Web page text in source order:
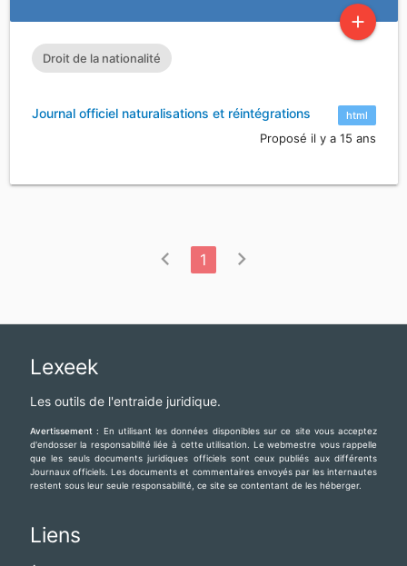
add
Droit de la nationalité
html
Journal officiel naturalisations et réintégrations
Proposé il y a 15 ans
chevron_left 1 chevron_right
Lexeek
Les outils de l'entraide juridique.
Avertissement : En utilisant les données disponibles sur ce site vous acceptez
d'endosser la responsabilité liée à cette utilisation. Le webmestre vous rappelle
que les seuls documents juridiques officiels sont ceux publiés aux différents
Journaux officiels. Les documents et commentaires envoyés par les internautes
restent sous leur seule responsabilité, ce site se contentant de les héberger.
Liens